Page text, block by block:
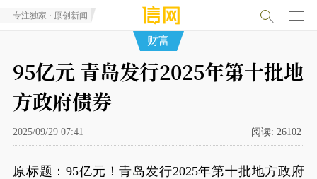
专注独家 · 原创新闻
财富
95亿元 青岛发行2025年第十批地
方政府债券
2025/09/29 07:41 阅读: 26102
原标题：95亿元！青岛发行2025年第十批地方政府